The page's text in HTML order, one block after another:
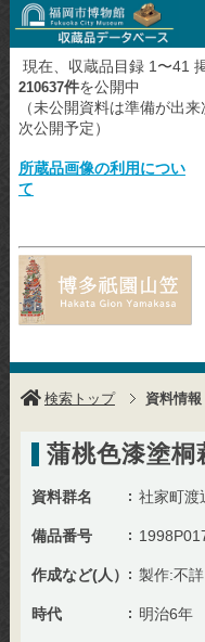
現在、収蔵品目録 1〜41
210637件を公開中
（未公開資料は準備が出
次公開予定）
所蔵品画像の利用につい
て
検索トップ 資料情報
蒲桃色漆塗桐
資料群名 社家町渡
備品番号
作成など(人） 製作:不詳
時代 明治6年